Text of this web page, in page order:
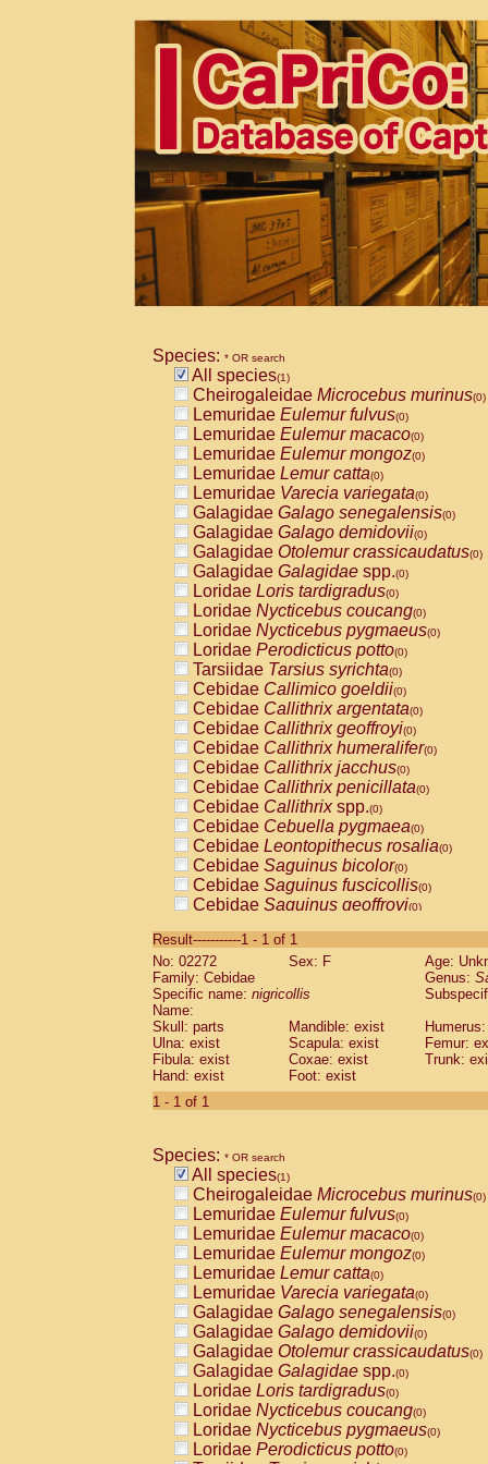
Species: * OR search
All species(1)
Cheirogaleidae Microcebus murinus(0)
Lemuridae Eulemur fulvus(0)
Lemuridae Eulemur macaco(0)
Lemuridae Eulemur mongoz(0)
Lemuridae Lemur catta(0)
Lemuridae Varecia variegata(0)
Galagidae Galago senegalensis(0)
Galagidae Galago demidovii(0)
Galagidae Otolemur crassicaudatus(0)
Galagidae Galagidae spp.(0)
Loridae Loris tardigradus(0)
Loridae Nycticebus coucang(0)
Loridae Nycticebus pygmaeus(0)
Loridae Perodicticus potto(0)
Tarsiidae Tarsius syrichta(0)
Cebidae Callimico goeldii(0)
Cebidae Callithrix argentata(0)
Cebidae Callithrix geoffroyi(0)
Cebidae Callithrix humeralifer(0)
Cebidae Callithrix jacchus(0)
Cebidae Callithrix penicillata(0)
Cebidae Callithrixspp.(0)
Cebidae Cebuella pygmaea(0)
Cebidae Leontopithecus rosalia(0)
Cebidae Saguinus bicolor(0)
Cebidae Saguinus fuscicollis(0)
Cebidae Saguinus geoffroyi(0)
CebidaeSaguinus labiatus(0)
Cebidae Saguinus leucopus (0)
Cebidae
CebidaeSaguinus mystax
Cebidae Saguinus nigricollis (1)
Cebidae Saguinus oedipus
Cebidae Saguinus weddelli
Cebidae Saguinusspp.
Cebidae
CebidaeCebus capucinus
CebidaeCebus nigrivittatus
CebidaeCebus spp.(0)
CebidaeSaimiri boliviensis(0)
CebidaeSaimiri sciureus(0)
AtelidaeAlouatta caraya(0)
AtelidaeAlouatta fusca(0)
AtelidaeAlouatta seniculus(0)
AtelidaeAlouattaspp.(0)
AtelidaeAteles belzebuth(0)
AtelidaeAteles geoffroyi(0)
AtelidaeAteles paniscus(0)
AtelidaeAtelesspp.(0)
AtelidaeLagothrix lagothricha(0)
AtelidaeLagothrix lagothricha cana
PitheciidaeCacajao calvus
Result-----------1 - 1 of 1
No: 02272
Sex: F
Age:
Family: Cebidae
Genus:
Specific name: nigricollis
Name:
Skull: parts
Mandible: exist
Ulna: exist
Scapula: exist
Femur:
Fibula: exist
Coxae: exist
Trunk:
Hand: exist
Foot: exist
1 - 1 of 1
Species: * OR search
All species(1)
Cheirogaleidae Microcebus murinus(0)
Lemuridae Eulemur fulvus(0)
Lemuridae Eulemur macaco(0)
Lemuridae Eulemur mongoz(0)
Lemuridae Lemur catta(0)
Lemuridae Varecia variegata(0)
Galagidae Galago senegalensis(0)
Galagidae Galago demidovii(0)
Galagidae Otolemur crassicaudatus(0)
Galagidae Galagidae spp.(0)
Loridae Loris tardigradus(0)
Loridae Nycticebus coucang(0)
Loridae Nycticebus pygmaeus(0)
Loridae Perodicticus potto(0)